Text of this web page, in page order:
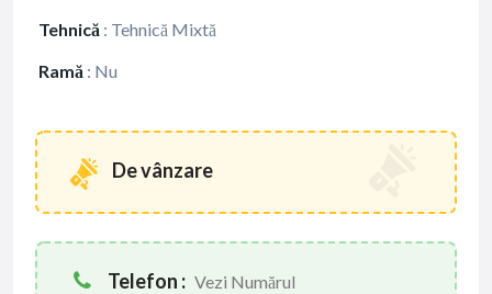
Tehnică : Tehnică Mixtă
Ramă : Nu
De vânzare
Telefon : Vezi Numărul